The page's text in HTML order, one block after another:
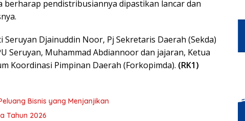
berharap pendistribusiannya dipastikan lancar dan
Djainuddin Noor, Pj Sekretaris Daerah (Sekda)
Seruyan, Muhammad Abdiannoor dan jajaran, Ketua
Koordinasi Pimpinan Daerah (Forkopimda). (RK1)
Bisnis yang Menjanjikan
Tahun 2026